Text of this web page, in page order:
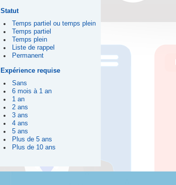
Statut
Temps partiel ou temps plein
Temps partiel
Temps plein
Liste de rappel
Permanent
Expérience requise
Sans
6 mois à 1 an
1 an
2 ans
3 ans
4 ans
5 ans
Plus de 5 ans
Plus de 10 ans